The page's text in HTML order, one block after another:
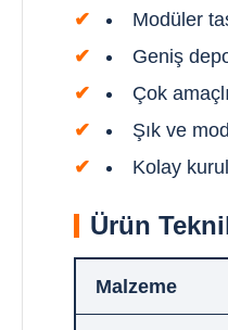
Modüler
Geniş
Çok
Şık ve
Kolay
Ürün
Malzeme